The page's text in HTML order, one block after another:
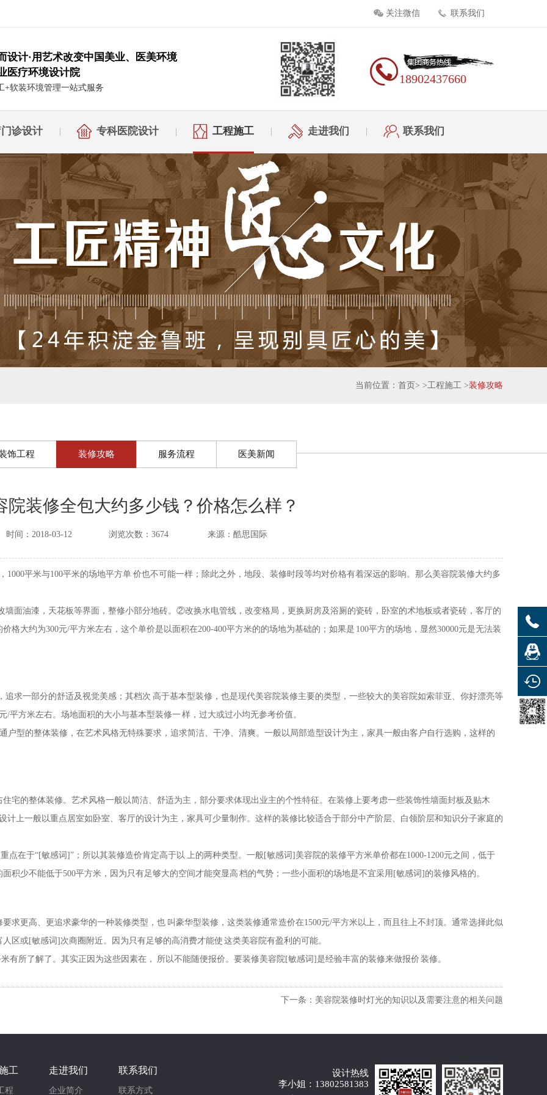
关注微信 联系我们
设计·用艺术改变中国美业、医美环境
医疗环境设计院
+软装环境管理一站式服务
18902437660
诊设计 专科医院设计 工程施工 走进我们 联系我们
当前位置： 首页 > >工程施工 >装修攻略
饰工程 装修攻略 服务流程 医美新闻
院装修全包大约多少钱？价格怎么样？
时间：2018-03-12 浏览次数：3674 来源：酷思国际
1000平米与100平米的场地平方单 价也不可能一样；除此之外，地段、装修时段等均对价格有着深远的影响。那么美容院装修大约多
油漆，天花板等界面，整修小部分地砖。②改换水电管线，改变格局，更换厨房及浴厕的瓷砖，卧室的术地板或者瓷砖，客厅的
格大约为300元/平方米左右，这个单价是以面积在200-400平方米的的场地为基础的；如果是 100平方的场地，显然30000元是无法装
一部分的舒适及视觉美感；其档次 高于基本型装修，也是现代美容院装修主要的类型，一些较大的美容院如索菲亚、你好漂亮等
平方米左右。场地面积的大小与基本型装修一 样，过大或过小均无参考价值。
的整体装修，在艺术风格无特殊要求，追求简洁、干净、清爽。一般以局部造型设计为主，家具一般由客户自行选购，这样的
的整体装修。艺术风格一般以简洁、舒适为主，部分要求体现出业主的个性特征。在装修上要考虑一些装饰性墙面封板及贴木
上一般以重点居室如卧室、客厅的设计为主，家具可少量制作。这样的装修比较适合于部分中产阶层、白领阶层和知识分子家庭的
于“[敏感词]”；所以其装修造价肯定高于以 上的两种类型。一般[敏感词]美容院的装修平方米单价都在1000-1200元之间，低于
积少不能低于500平方米，因为只有足够大的空间才能突显高 档的气势；一些小面积的场地是不宜采用[敏感词]的装修风格的。
高、更追求豪华的一种装修类型，也 叫豪华型装修，这类装修通常造价在1500元/平方米以上，而且往上不封顶。通常选择此似
区或[敏感词]次商圈附近。因为只有足够的高消费才能使 这类美容院有盈利的可能。
了解了。其实正因为这些因素在， 所以不能随便报价。要装修美容院[敏感词]是经验丰富的装修来做报价 装修。
下一条：美容院装修时灯光的知识以及需要注意的相关问题
工
程
走进我们
企业简介
联系我们
联系方式
设计热线
李小姐：13802581383